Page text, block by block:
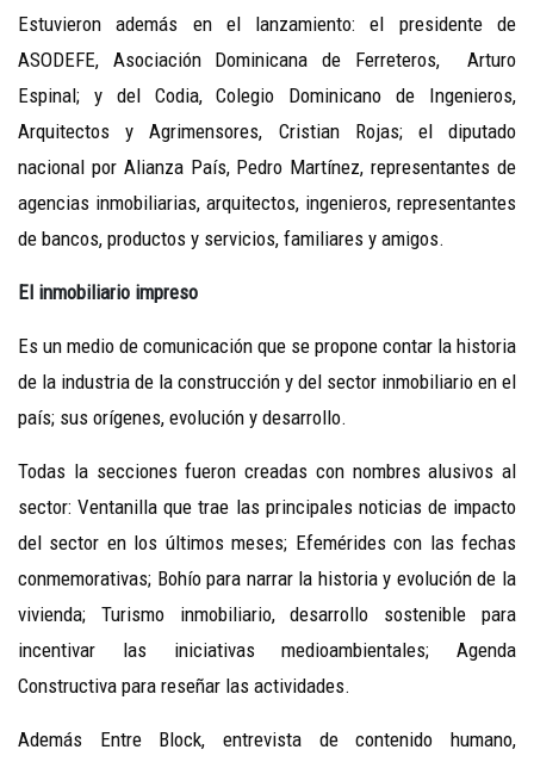
Estuvieron además en el lanzamiento: el presidente de
ASODEFE, Asociación Dominicana de Ferreteros,
Arturo
Espinal; y del Codia, Colegio Dominicano de Ingenieros,
Arquitectos y Agrimensores, Cristian Rojas; el diputado
nacional por Alianza País, Pedro Martínez, representantes de
agencias inmobiliarias, arquitectos, ingenieros, representantes
de bancos, productos y servicios, familiares y amigos.
El inmobiliario impreso
Es un medio de comunicación que se propone contar la historia
de la industria de la construcción y del sector inmobiliario en el
país; sus orígenes, evolución y desarrollo.
Todas la secciones fueron creadas con nombres alusivos al
sector: Ventanilla que trae las principales noticias de impacto
del sector en los últimos meses; Efemérides con las fechas
conmemorativas; Bohío para narrar la historia y evolución de la
vivienda; Turismo inmobiliario, desarrollo sostenible para
incentivar las iniciativas medioambientales; Agenda
Constructiva para reseñar las actividades.
Además Entre Block, entrevista de contenido humano,